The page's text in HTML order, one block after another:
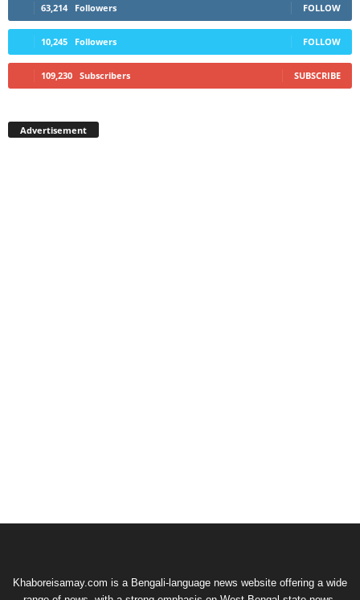
63,214 Followers FOLLOW
10,245 Followers FOLLOW
109,230 Subscribers SUBSCRIBE
Advertisement
Khaboreisamay.com is a Bengali-language news website offering a wide